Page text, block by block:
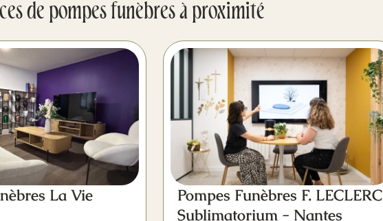
de pompes funèbres à proximité
La Vie
Pompes Funèbres F. LECLERC
Sublimatorium - Nantes